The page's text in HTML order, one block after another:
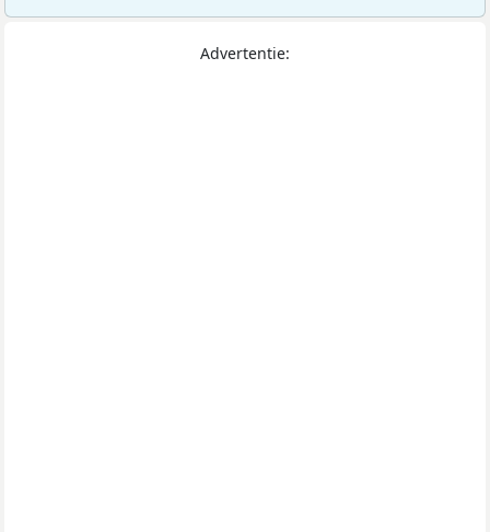
Advertentie: